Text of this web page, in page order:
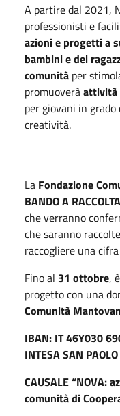
A partire dal 2021,
professionisti e
azioni e progetti a
bambini e dei
comunità per
promuoveràattività
per giovani in
creatività.
La Fondazione
BANDO A
che verranno
che saranno
raccogliere una
Fino al 31 ottobre,
progetto con una
Comunità
IBAN: IT 46Y030
INTESA SAN PAOLO
CAUSALE “NOVA:
comunità di